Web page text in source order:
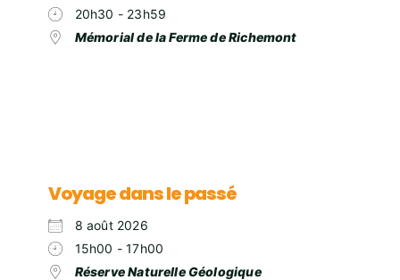
20h30 - 23h59
Mémorial de la Ferme de Richemont
Voyage dans le passé
8 août 2026
15h00 - 17h00
Réserve Naturelle Géologique